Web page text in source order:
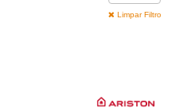
Limpar Filtro